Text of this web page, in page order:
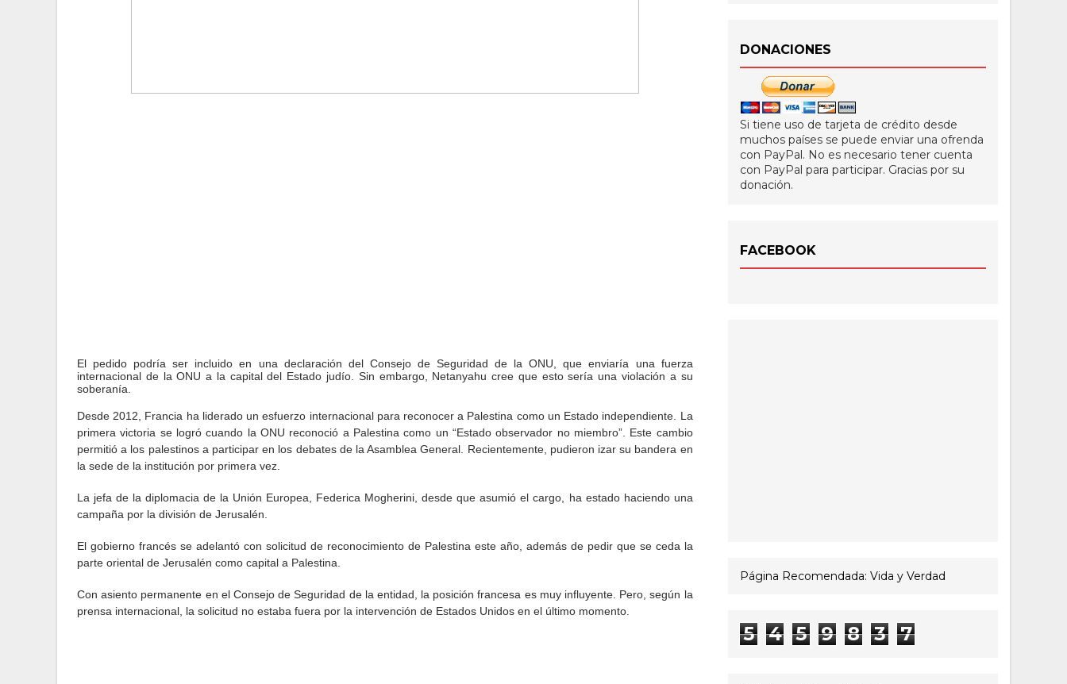
El pedido podría ser incluido en una declaración del Consejo de Seguridad de la ONU, que enviaría una fuerza
internacional de la ONU a la capital del Estado judío. Sin embargo, Netanyahu cree que esto sería una violación a su
soberanía.
Desde 2012, Francia ha liderado un esfuerzo internacional para reconocer a Palestina como un Estado independiente. La
primera victoria se logró cuando la ONU reconoció a Palestina como un “Estado observador no miembro”. Este cambio
permitió a los palestinos a participar en los debates de la Asamblea General. Recientemente, pudieron izar su bandera en
la sede de la institución por primera vez.
La jefa de la diplomacia de la Unión Europea, Federica Mogherini, desde que asumió el cargo, ha estado haciendo una
campaña por la división de Jerusalén.
El gobierno francés se adelantó con solicitud de reconocimiento de Palestina este año, además de pedir que se ceda la
parte oriental de Jerusalén como capital a Palestina.
Con asiento permanente en el Consejo de Seguridad de la entidad, la posición francesa es muy influyente. Pero, según la
prensa internacional, la solicitud no estaba fuera por la intervención de Estados Unidos en el último momento.
DONACIONES
Si tiene uso de tarjeta de crédito desde
muchos países se puede enviar una ofrenda
con PayPal. No es necesario tener cuenta
con PayPal para participar. Gracias por su
donación.
FACEBOOK
Página Recomendada: Vida y Verdad
5 4 5 9 8 3 7